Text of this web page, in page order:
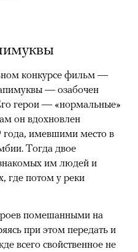
конкурсе фильм —
— озабочен
герои — «нормальные»
он вдохновлен
имевшими место в
Тогда двое
им людей и
где потом у реки
помешанными на
при этом передать и
всего свойственное не